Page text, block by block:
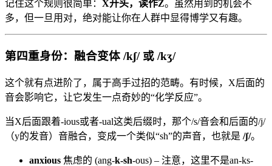
记住这个规则很简单： X开头，读作Z。虽然用到的机会不
多，但一旦用对，绝对能让你在人群中显得博学又有趣。
第四重身份：融合变体 /kʃ/ 或 /kʒ/
这个就有点进阶了，属于高手过招的范畴。有时候，X后面的
音会影响它，让它发生一点奇妙的“化学反应”。
当X后面跟着-ious或者-ual这类后缀时，那个/s/音会和后面的/j/
（y的发音）音融合，变成一个类似“sh”的声音，也就是 /ʃ/。
anxious 焦虑的 (ang-k-sh-ous) – 注意，这里不是an-ks-